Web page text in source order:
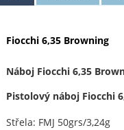
Fiocchi 6,35 Browning
Náboj Fiocchi 6,35
Pistolový náboj Fiocchi
Střela: FMJ 50grs/3,24g